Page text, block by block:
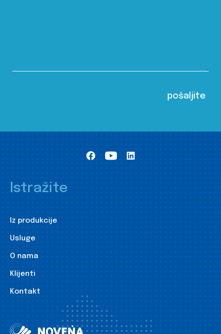
Istražite
Iz produkcije
Usluge
O nama
Klijenti
Kontakt